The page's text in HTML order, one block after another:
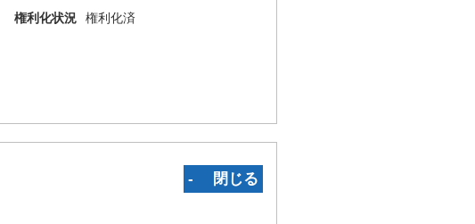
権利化状況
権利化済
‐ 閉じる